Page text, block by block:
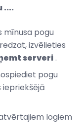
....
mīnusa pogu
izvēlieties
serveri.
pogu
iepriekšējā
logiem